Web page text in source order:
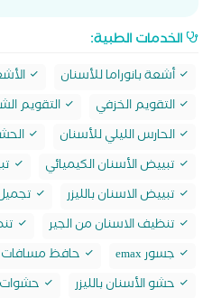
الخدمات الطبية:
أشعة بانوراما للأسنان
التقويم الخزفي
التقويم
الحارس الليلي للأسنان
تبييض الأسنان الكيميائي
تبييض الاسنان بالليزر
تجميل
تنظيف الاسنان من الجير
جسور emax
حافظ مسافات
حشو الأسنان بالليزر
حشوات